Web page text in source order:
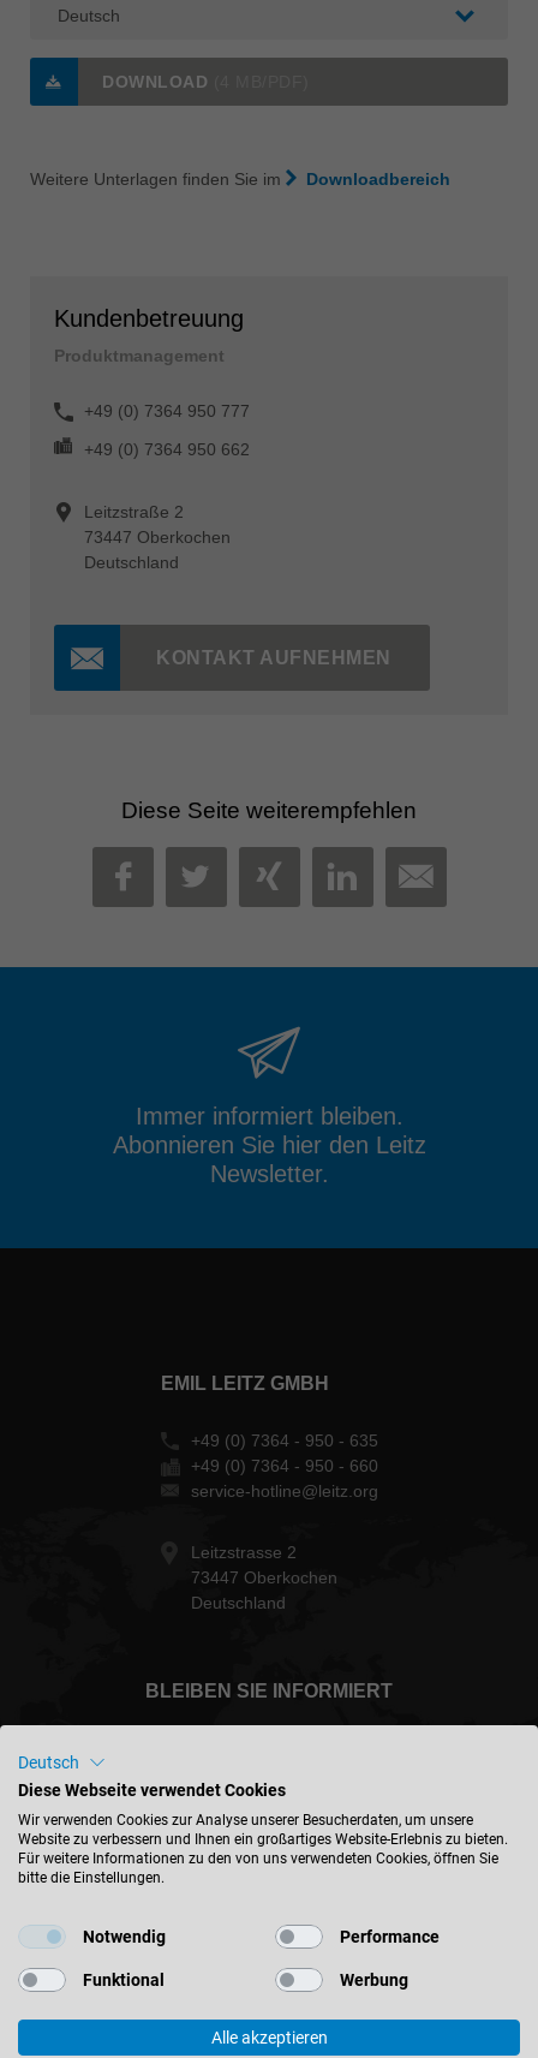
DOWNLOAD
Weitere Unterlagen finden Sie im Downloadbereich
Kundenbetreuung
Produktmanagement
+49 (0) 7364 950 777
+49 (0) 7364 950 662
Leitzstraße 2
73447 Oberkochen
Deutschland
KONTAKT AUFNEHMEN
Diese Seite weiterempfehlen
FACEBOOK
TWITTER
XINGLINKEDIN
MAIL
Immer informiert bleiben.
Abonnieren Sie hier den Leitz
Newsletter.
EMIL LEITZ GMBH
+49 (0) 7364 - 950 - 635
+49 (0) 7364 - 950 - 660
service-hotline@leitz.org
Leitzstrasse 2
73447 Oberkochen
Deutschland
BLEIBEN SIE INFORMIERT
Deutschland - deutsch
© 2026 Leitz GmbH & Co. KG
Deutsch
Diese Webseite verwendet Cookies
Wir verwenden Cookies zur Analyse unserer Besucherdaten, um unsere
Website zu verbessern und Ihnen ein großartiges Website-Erlebnis zu bieten.
Für weitere Informationen zu den von uns verwendeten Cookies, öffnen Sie
bitte die Einstellungen.
Notwendig Performance
Funktional Werbung
Alle akzeptieren